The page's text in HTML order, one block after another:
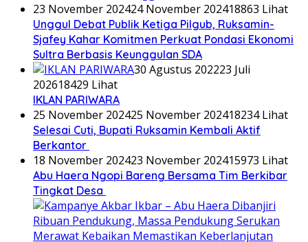
23 November 202424 November 202418863 Lihat
Unggul Debat Publik Ketiga Pilgub, Ruksamin-
Sjafey Kahar Komitmen Perkuat Pondasi Ekonomi
Sultra Berbasis Keunggulan SDA
30 Agustus 202223 Juli
202618429 Lihat
IKLAN PARIWARA
25 November 202425 November 202418234 Lihat
Selesai Cuti, Bupati Ruksamin Kembali Aktif
Berkantor
18 November 202423 November 202415973 Lihat
Abu Haera Ngopi Bareng Bersama Tim Berkibar
Tingkat Desa